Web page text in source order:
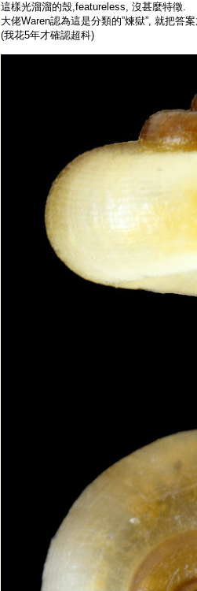
這樣光溜溜的殼,featureless, 沒甚麼特徵.
大佬Waren認為這是分類的”煉獄”, 就把答
(我花5年才確認超科)